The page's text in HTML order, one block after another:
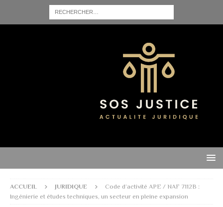
ACCUEIL JURIDIQUE
Code d’activité APE / NAF 7112B :
Ingénierie et études techniques, un secteur en pleine expansion